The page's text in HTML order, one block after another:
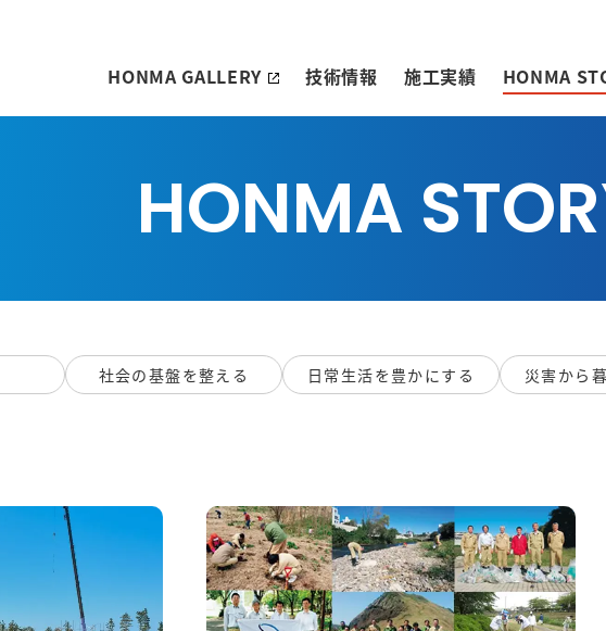
HONMA GALLERY 技術情報 施工実績 HONMA
HONMA
社会の基盤を整える 日常生活を豊かにする 災害から